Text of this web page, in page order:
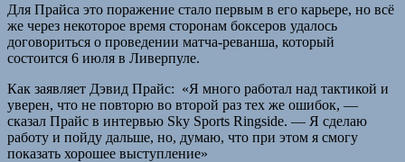
Для Прайса это поражение стало первым в его карьере, но всё
же через некоторое время сторонам боксеров удалось
договориться о проведении матча-реванша, который
состоится 6 июля в Ливерпуле.
Как заявляет Дэвид Прайс: «Я много работал над тактикой и
уверен, что не повторю во второй раз тех же ошибок, —
сказал Прайс в интервью Sky Sports Ringside. — Я сделаю
работу и пойду дальше, но, думаю, что при этом я смогу
показать хорошее выступление»